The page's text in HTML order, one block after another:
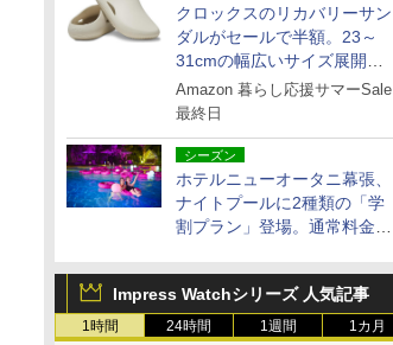
クロックスのリカバリーサン
ダルがセールで半額。23～
31cmの幅広いサイズ展開、
独自のクッション素材を採用
Amazon 暮らし応援サマーSale
最終日
シーズン
ホテルニューオータニ幕張、
ナイトプールに2種類の「学
割プラン」登場。通常料金の
Impress Watchシリーズ 人気記事
1時間 24時間 1週間 1カ月